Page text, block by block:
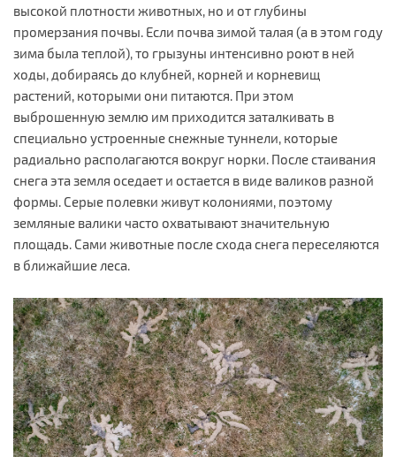
высокой плотности животных, но и от глубины
промерзания почвы. Если почва зимой талая (а в этом году
зима была теплой), то грызуны интенсивно роют в ней
ходы, добираясь до клубней, корней и корневищ
растений, которыми они питаются. При этом
выброшенную землю им приходится заталкивать в
специально устроенные снежные туннели, которые
радиально располагаются вокруг норки. После стаивания
снега эта земля оседает и остается в виде валиков разной
формы. Серые полевки живут колониями, поэтому
земляные валики часто охватывают значительную
площадь. Сами животные после схода снега переселяются
в ближайшие леса.